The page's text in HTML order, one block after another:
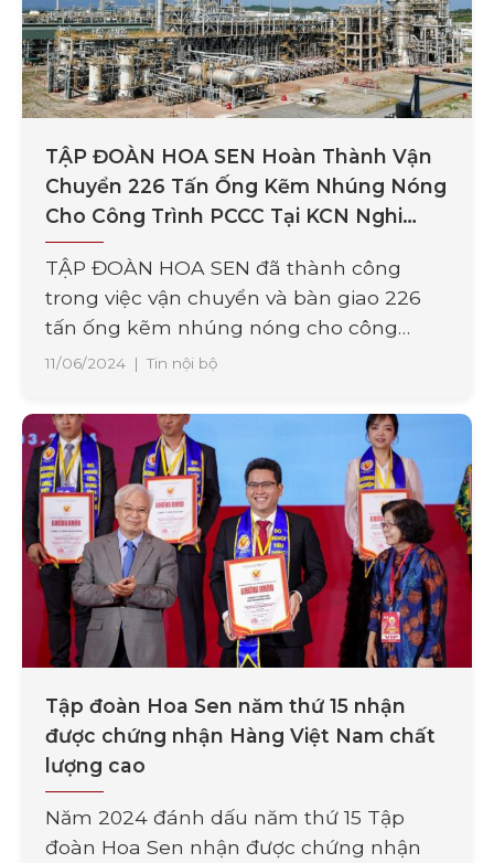
TẬP ĐOÀN HOA SEN Hoàn Thành Vận
Chuyển 226 Tấn Ống Kẽm Nhúng Nóng
Cho Công Trình PCCC Tại KCN Nghi
Sơn, Thanh Hóa
TẬP ĐOÀN HOA SEN đã thành công
trong việc vận chuyển và bàn giao 226
tấn ống kẽm nhúng nóng cho công
trình phòng cháy chữa cháy (PCCC) tại
Hóa. Đây là một phần quan trọng của dự
án Kho Xăng Dầu Nghi Sơn, một dự án
có [...]
11/06/2024 | Tin nội bộ
Tập đoàn Hoa Sen năm thứ 15 nhận
được chứng nhận Hàng Việt Nam chất
lượng cao
Năm 2024 đánh dấu năm thứ 15 Tập
đoàn Hoa Sen nhận được chứng nhận